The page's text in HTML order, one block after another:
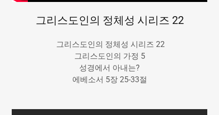
그리스도인의 정체성 시리즈 22
그리스도인의 정체성 시리즈 22
그리스도인의 가정 5
성경에서 아내는?
에베소서 5장 25-33절